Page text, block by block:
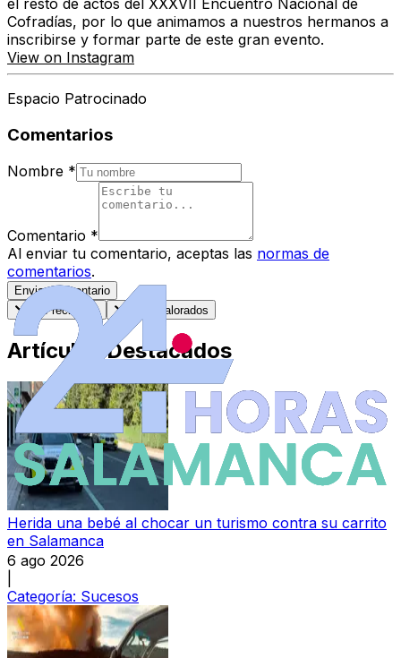
el resto de actos del XXXVII Encuentro Nacional de
Cofradías, por lo que animamos a nuestros hermanos a
inscribirse y formar parte de este gran evento.
View on Instagram
Espacio Patrocinado
Comentarios
Nombre *
Comentario *
Al enviar tu comentario, aceptas las normas de
comentarios.
Enviar Comentario
Más recientes
Mejor valorados
Artículos Destacados
Herida una bebé al chocar un turismo contra su carrito
en Salamanca
6 ago 2026
Categoría: Sucesos